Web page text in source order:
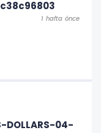
1 hafta önce
04-